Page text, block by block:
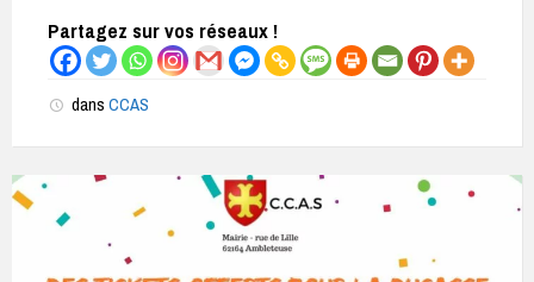
Partagez sur vos réseaux !
dans CCAS